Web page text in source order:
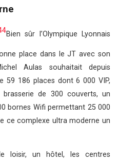
Bien sûr l’Olympique Lyonnais
place dans le JT avec son
Aulas souhaitait depuis
59 186 places dont 6 000 VIP,
de 300 couverts, un
bornes Wifi permettant 25 000
ce complexe ultra moderne un
loisir, un hôtel, les centres